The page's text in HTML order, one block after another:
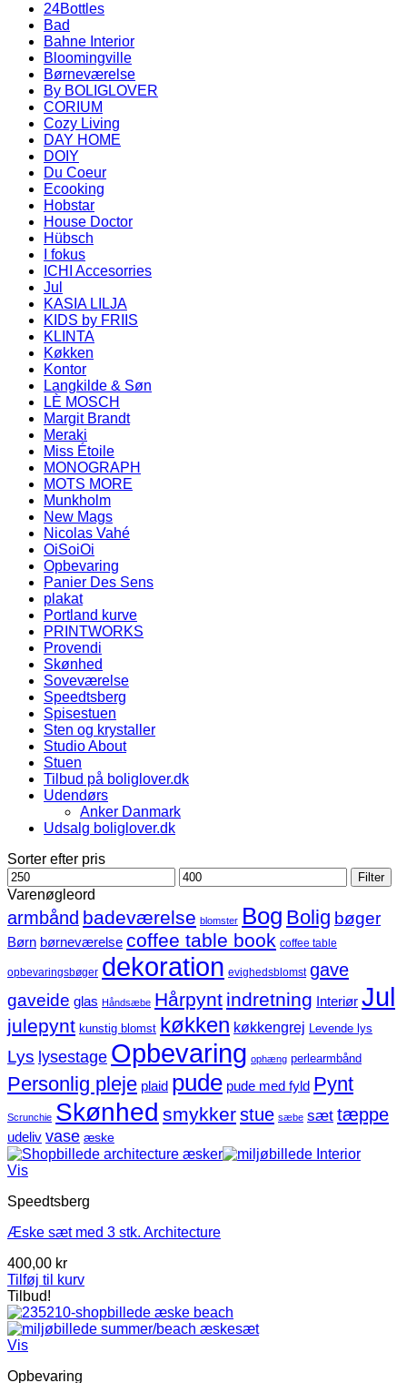
24Bottles
Bad
Bahne Interior
Bloomingville
Børneværelse
By BOLIGLOVER
CORIUM
Cozy Living
DAY HOME
DOIY
Du Coeur
Ecooking
Hobstar
House Doctor
Hübsch
I fokus
ICHI Accesorries
Jul
KASIA LILJA
KIDS by FRIIS
KLINTA
Køkken
Kontor
Langkilde & Søn
LÈ MOSCH
Margit Brandt
Meraki
Miss Étoile
MONOGRAPH
MOTS MORE
Munkholm
New Mags
Nicolas Vahé
OiSoiOi
Opbevaring
Panier Des Sens
plakat
Portland kurve
PRINTWORKS
Provendi
Skønhed
Soveværelse
Speedtsberg
Spisestuen
Sten og krystaller
Studio About
Stuen
Tilbud på boliglover.dk
Udendørs
Anker Danmark
Udsalg boliglover.dk
Sorter efter pris
Mindste
pris
Højeste
pris
Filter
Varenøgleord
armbånd badeværelse blomster Bog Bolig bøger
Børn børneværelse coffee table book coffee table
opbevaringsbøger dekoration evighedsblomst gave
gaveide glas Håndsæbe Hårpynt indretning Interiør Jul
julepynt kunstig blomst køkken køkkengrej Levende lys
Lys lysestage Opbevaring ophæng perlearmbånd
Personlig pleje plaid pude pude med fyld Pynt
Scrunchie Skønhed smykkerstue sæbe sæt tæppe
udeliv vase æske
Vis
Speedtsberg
Æske sæt med 3 stk. Architecture
400,00 kr
Tilføj til kurv
Tilbud!
Vis
Opbevaring